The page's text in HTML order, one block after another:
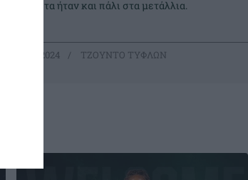
μάλιστα ήταν και πάλι στα μετάλλια.
21.04.2024 ΤΖΟΥΝΤΟ ΤΥΦΛΩΝ